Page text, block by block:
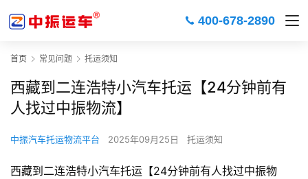
400-678-2890
首页 常见问题 托运须知
西藏到二连浩特小汽车托运【24分钟前有
人找过中振物流】
中振汽车托运物流平台 2025年09月25日 托运须知
西藏到二连浩特小汽车托运【24分钟前有人找过中振物